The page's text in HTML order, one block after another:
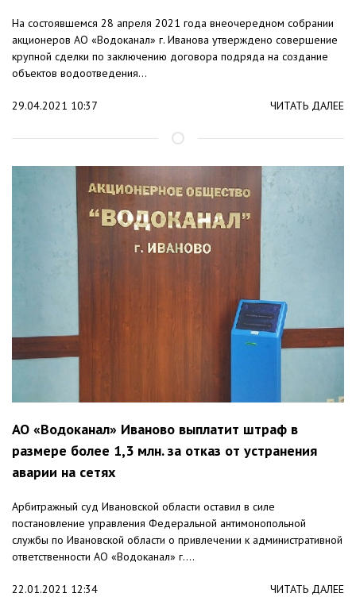
На состоявшемся 28 апреля 2021 года внеочередном собрании
акционеров АО «Водоканал» г. Иванова утверждено совершение
крупной сделки по заключению договора подряда на создание
объектов водоотведения...
29.04.2021 10:37 ЧИТАТЬ ДАЛЕЕ
АО «Водоканал» Иваново выплатит штраф в
размере более 1,3 млн. за отказ от устранения
аварии на сетях
Арбитражный суд Ивановской области оставил в силе
постановление управления Федеральной антимонопольной
службы по Ивановской области о привлечении к административной
ответственности АО «Водоканал» г....
22.01.2021 12:34 ЧИТАТЬ ДАЛЕЕ